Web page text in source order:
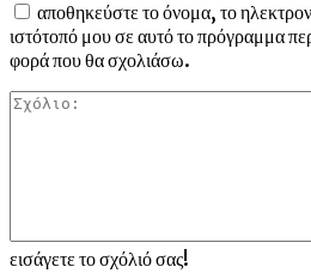
εισάγετε το σχόλιό σας!
αποθηκεύστε το όνομα, το
ιστότοπό μου σε αυτό το πρόγραμμα
φορά που θα σχολιάσω.